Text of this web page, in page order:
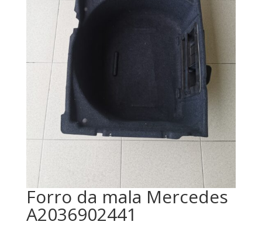
Forro da mala Mercedes
A2036902441